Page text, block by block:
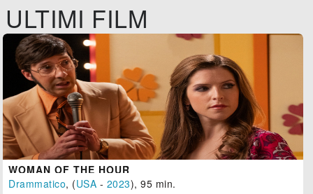
ULTIMI FILM
WOMAN OF THE HOUR
Drammatico, (USA - 2023), 95 min.